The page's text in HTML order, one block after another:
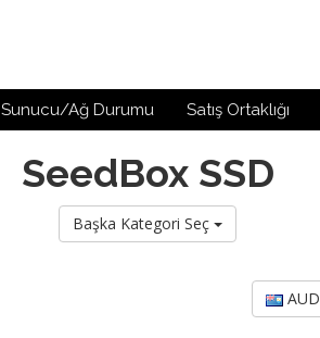
Sunucu/Ağ Durumu Satış Ortaklığı
SeedBox SSD
Başka Kategori Seç
AUD